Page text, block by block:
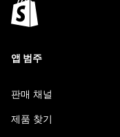
앱 범주
판매 채널
제품 찾기